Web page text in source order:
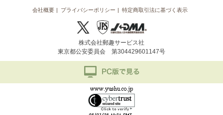
会社概要 プライバシーポリシー 特定商取引法に基づく表示
株式会社郵趣サービス社
東京都公安委員会 第304429601147号